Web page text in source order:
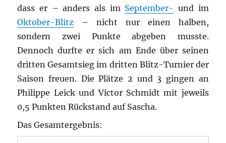
dass er – anders als im September- und im
Oktober-Blitz – nicht nur einen halben,
sondern zwei Punkte abgeben musste.
Dennoch durfte er sich am Ende über seinen
dritten Gesamtsieg im dritten Blitz-Turnier der
Saison freuen. Die Plätze 2 und 3 gingen an
Philippe Leick und Victor Schmidt mit jeweils
0,5 Punkten Rückstand auf Sascha.
Das Gesamtergebnis: